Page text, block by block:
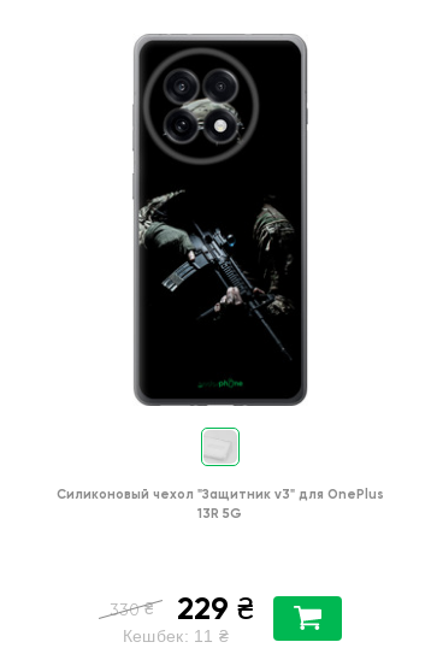
Силиконовый чехол "Защитник v3" для OnePlus
13R 5G
330 ₴ 229 ₴
Кешбек: 11 ₴